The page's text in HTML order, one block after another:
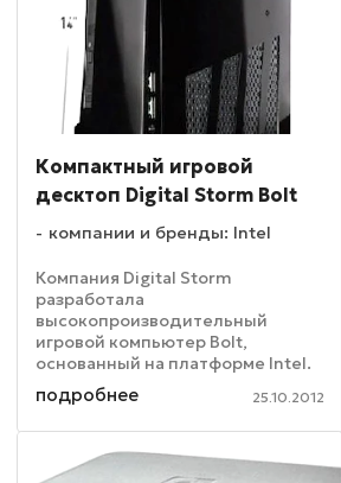
Компактный игровой
десктоп Digital Storm Bolt
компании и бренды: Intel
Компания Digital Storm
разработала
высокопроизводительный
игровой компьютер Bolt,
основанный на платформе Intel.
В весьма компактный корпус - его
габариты составляют всего
335х333х90 мм - производителю
удалось поместить материнскую
плату ASUS ...
подробнее 25.10.2012